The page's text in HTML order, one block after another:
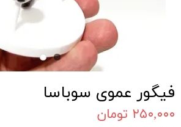
فیگور عموی سوباسا
۲۵۰,۰۰۰ تومان